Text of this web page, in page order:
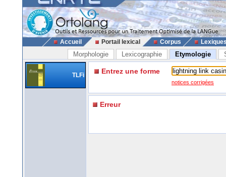
Accueil Portail lexical Corpus
Morphologie Lexicographie Etymologie
TLFi Entrez une forme
notices corrigées
Erreur